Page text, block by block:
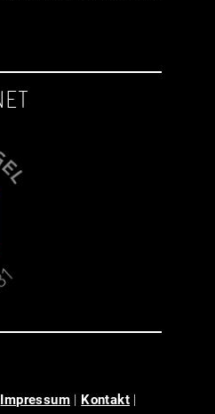
Impressum | Kontakt |